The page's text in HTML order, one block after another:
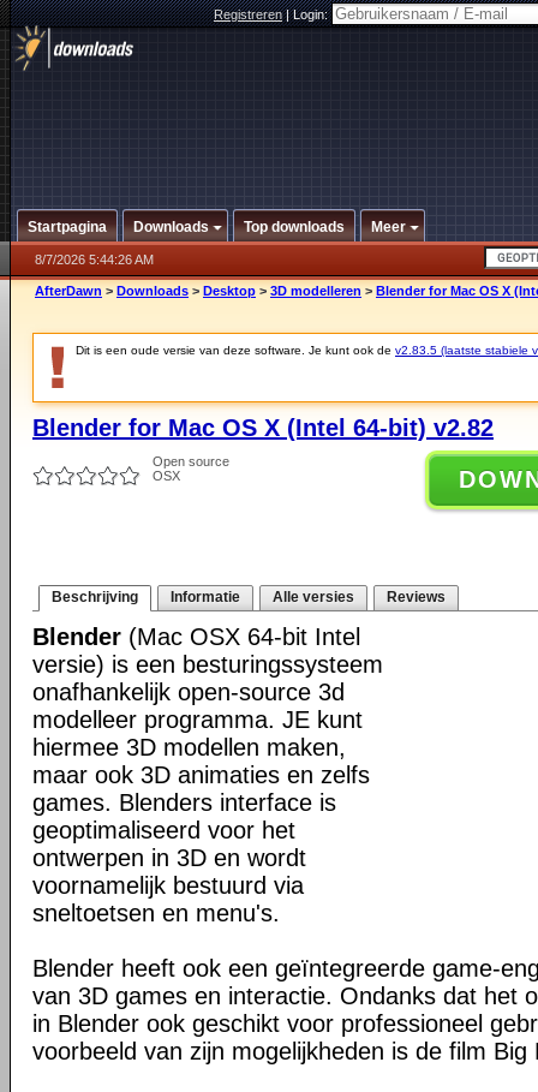
Registreren|Login:
Startpagina Downloads Top downloads Meer
8/7/2026 5:44:26 AM
AfterDawn > Downloads > Desktop > 3D modelleren > Blender for Mac OS X
Dit is een oude versie van deze software. Je kunt ook de v2.83.5 (laatste stabiele
Blender for Mac OS X (Intel 64-bit) v2.82
Open source
OSX
Beschrijving Informatie Alle versies Reviews
Blender (Mac OSX 64-bit Intel
versie) is een besturingssysteem
onafhankelijk open-source 3d
modelleer programma. JE kunt
hiermee 3D modellen maken,
maar ook 3D animaties en zelfs
games. Blenders interface is
geoptimaliseerd voor het
ontwerpen in 3D en wordt
voornamelijk bestuurd via
sneltoetsen en menu's.
Blender heeft ook een geïntegreerde game-
van 3D games en interactie. Ondanks dat het
in Blender ook geschikt voor professioneel
voorbeeld van zijn mogelijkheden is de film Big